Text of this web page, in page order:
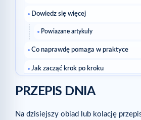
Dowiedz się więcej
Powiazane artykuly
Co naprawdę pomaga w praktyce
Jak zacząć krok po kroku
Najczęstsze pytania
PRZEPIS DNIA
Na dzisiejszy obiad lub kolację